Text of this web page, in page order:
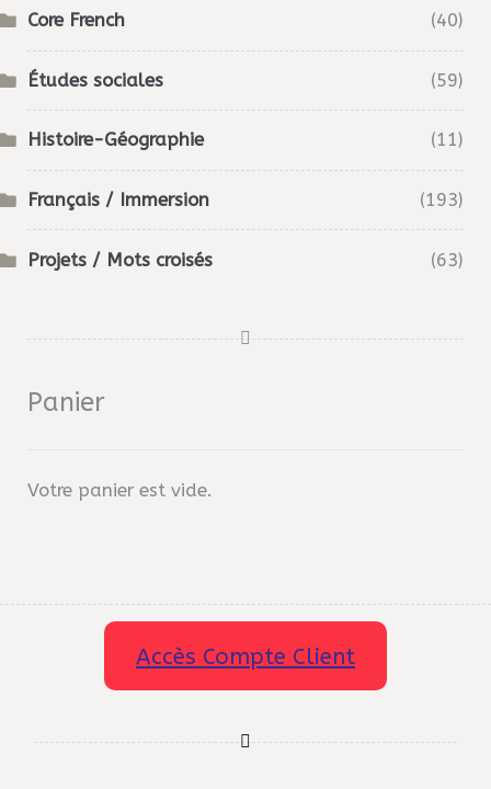
Core French (40)
Études sociales (59)
Histoire-Géographie (11)
Français / Immersion (193)
Projets / Mots croisés (63)
Panier
Votre panier est vide.
Accès Compte Client